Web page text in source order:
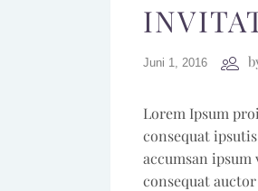
Juni 1, 2016
Lorem Ipsum
consequat
accumsan
consequat